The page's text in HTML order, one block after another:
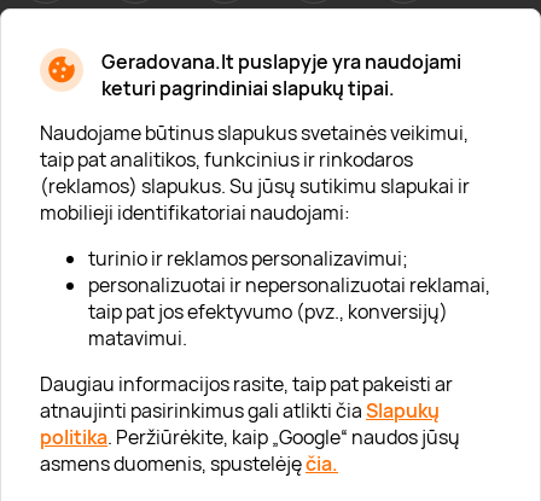
Geradovana.lt puslapyje yra naudojami
keturi pagrindiniai slapukų tipai.
Naudojame būtinus slapukus svetainės veikimui,
taip pat analitikos, funkcinius ir rinkodaros
(reklamos) slapukus. Su jūsų sutikimu slapukai ir
mobilieji identifikatoriai naudojami:
turinio ir reklamos personalizavimui;
personalizuotai ir nepersonalizuotai reklamai,
taip pat jos efektyvumo (pvz., konversijų)
matavimui.
Daugiau informacijos rasite, taip pat pakeisti ar
atnaujinti pasirinkimus gali atlikti čiaSlapukų
politika. Peržiūrėkite, kaip „Google“ naudos jūsų
asmens duomenis, spustelėjęčia.
Apie mus
Apie „Gera Dovana“
Lojalumo klubas
Karjera
Visi partneriai
Kontaktai
Tinklaraštis
Informacija